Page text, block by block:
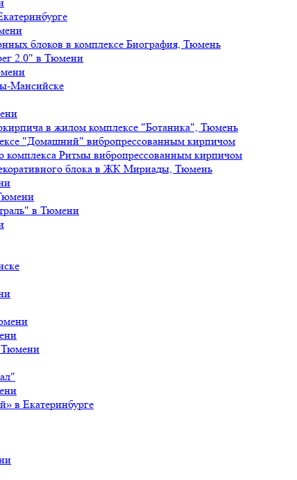
блоков в комплексе Биография, Тюмень
2.0" в Тюмени
Мансийске
в жилом комплексе "Ботаника", Тюмень
"Домашний" вибропрессованным кирпичом
Ритмы вибропрессованным кирпичом
блока в ЖК Мириады, Тюмень
в Тюмени
Тюмени
в Екатеринбурге